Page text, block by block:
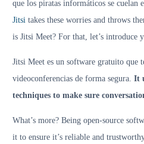
que los piratas informáticos se cuelan
Jitsi takes these worries and throws
is Jitsi Meet? For that, let’s introduce
Jitsi Meet es un software gratuito que
videoconferencias de forma segura. It
techniques to make sure
What’s more? Being open-source
it to ensure it’s reliable and